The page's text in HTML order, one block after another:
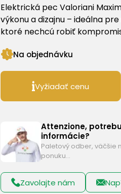
Elektrická pec Valoriani
výkonu a dizajnu – ideálna
ktoré nechcú robiť
Na objednávku
Vyžiadať cenu
Attenzione,
informácie?
Paletový odber, väčšie
ponuku…
Zavolajte nám